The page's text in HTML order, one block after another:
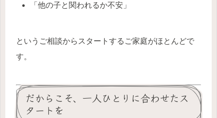
「他の子と関われるか不安」
というご相談からスタートするご家庭がほとんどで
す。
だからこそ、一人ひとりに合わせたス
タートを